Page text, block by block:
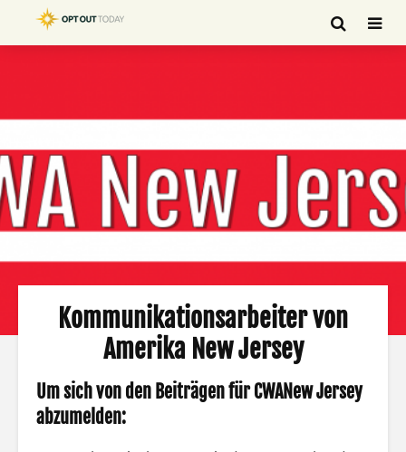
Kommunikationsarbeiter von
Amerika New Jersey
Um sich von den Beiträgen fürCWANew Jersey
abzumelden: